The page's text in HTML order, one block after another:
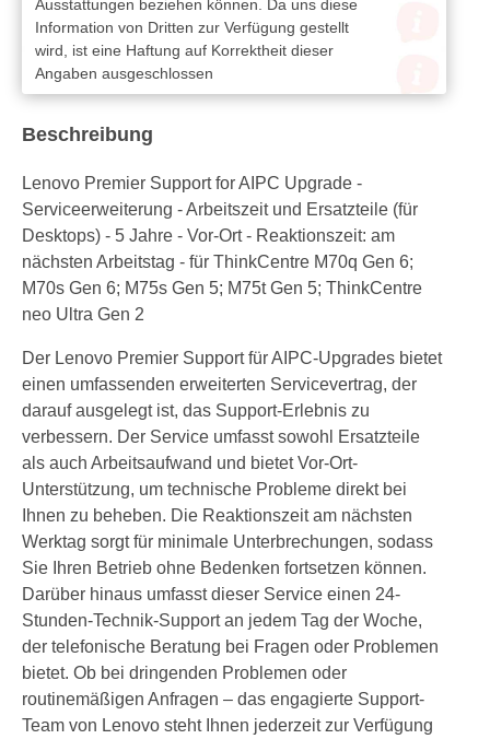
Ausstattungen beziehen können. Da uns diese
Information von Dritten zur Verfügung gestellt
wird, ist eine Haftung auf Korrektheit dieser
Angaben ausgeschlossen
Beschreibung
Lenovo Premier Support for AIPC Upgrade -
Serviceerweiterung - Arbeitszeit und Ersatzteile (für
Desktops) - 5 Jahre - Vor-Ort - Reaktionszeit: am
nächsten Arbeitstag - für ThinkCentre M70q Gen 6;
M70s Gen 6; M75s Gen 5; M75t Gen 5; ThinkCentre
neo Ultra Gen 2
Der Lenovo Premier Support für AIPC-Upgrades bietet
einen umfassenden erweiterten Servicevertrag, der
darauf ausgelegt ist, das Support-Erlebnis zu
verbessern. Der Service umfasst sowohl Ersatzteile
als auch Arbeitsaufwand und bietet Vor-Ort-
Unterstützung, um technische Probleme direkt bei
Ihnen zu beheben. Die Reaktionszeit am nächsten
Werktag sorgt für minimale Unterbrechungen, sodass
Sie Ihren Betrieb ohne Bedenken fortsetzen können.
Darüber hinaus umfasst dieser Service einen 24-
Stunden-Technik-Support an jedem Tag der Woche,
der telefonische Beratung bei Fragen oder Problemen
bietet. Ob bei dringenden Problemen oder
routinemäßigen Anfragen – das engagierte Support-
Team von Lenovo steht Ihnen jederzeit zur Verfügung